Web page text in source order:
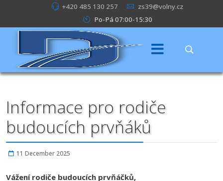
+420 485 130 257
zs39@volny.cz
Po-Pá 07:00-15:30
Informace pro rodiče
budoucích prvňáků
11 December 2025
Vážení rodiče budoucích prvňáčků,